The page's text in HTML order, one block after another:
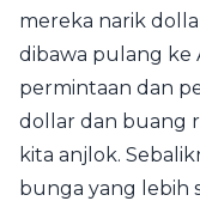
mereka narik
dibawa pulang ke
permintaan dan
dollar dan buang
kita anjlok.
bunga yang lebih